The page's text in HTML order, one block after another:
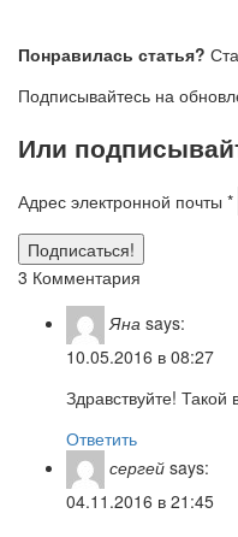
Понравилась статья?
Подписывайтесь на
Или
Адрес электронной почты *
3 Комментария
Яна says:
10.05.2016 в 08:27
Здравствуйте!
Ответить
сергей says:
04.11.2016 в 21:45